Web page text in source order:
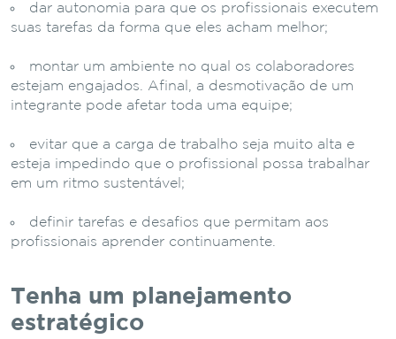
dar autonomia para que os profissionais executem
suas tarefas da forma que eles acham melhor;
montar um ambiente no qual os colaboradores
estejam engajados. Afinal, a desmotivação de um
integrante pode afetar toda uma equipe;
evitar que a carga de trabalho seja muito alta e
esteja impedindo que o profissional possa trabalhar
em um ritmo sustentável;
definir tarefas e desafios que permitam aos
profissionais aprender continuamente.
Tenha um planejamento
estratégico